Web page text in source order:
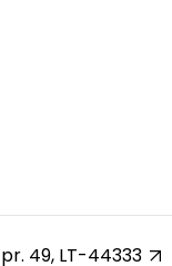
49, LT-44333